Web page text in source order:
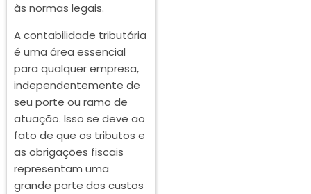
às normas legais.
A contabilidade tributária
é uma área essencial
para qualquer empresa,
independentemente de
seu porte ou ramo de
atuação. Isso se deve ao
fato de que os tributos e
as obrigações fiscais
representam uma
grande parte dos custos